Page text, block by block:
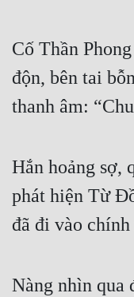
Cố Thần
độn, bên tai
thanh âm:
Hắn hoảng sợ,
phát hiện Từ
đã đi vào
Nàng nhìn qua